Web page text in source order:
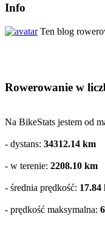
Info
Ten blog
Rowerowanie w
Na BikeStats jestem od
- dystans: 34312.14 km
- w terenie: 2208.10 km
- średnia prędkość: 17.84
- prędkość maksymalna: